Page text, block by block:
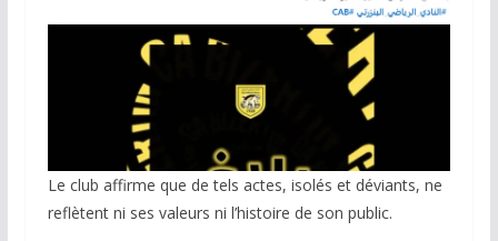
Le club affirme que de tels actes, isolés et déviants, ne
reflètent ni ses valeurs ni l’histoire de son public.